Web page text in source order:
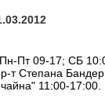
Пт 09-17; СБ
т Степана
11:00-17:00.